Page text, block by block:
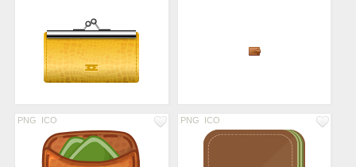
PNG ICO PNG ICO